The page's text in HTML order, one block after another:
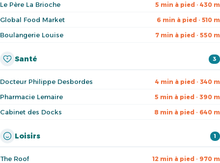
Le Père La Brioche 5 min à pied · 430 m
Global Food Market 6 min à pied · 510 m
Boulangerie Louise 7 min à pied · 550 m
Santé 3
Docteur Philippe Desbordes 4 min à pied · 340 m
Pharmacie Lemaire 5 min à pied · 390 m
Cabinet des Docks 8 min à pied · 640 m
Loisirs 1
The Roof 12 min à pied · 970 m